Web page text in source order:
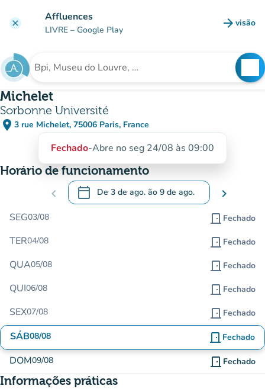
clear Affluences
LIVRE – Google Play arrow_forward visão
(novo
Procura uma instituição
Michelet
Sorbonne Université
place 3 rue Michelet, 75006 Paris, France
(abrir no Google Maps)
(novo separador)
Fechado-Abre no seg 24/08 às 09:00
Horário de funcionamento
chevron_left calendar_today De 3 de ago. ão 9 de ago.
.Abra o calendário para alterar as datas
chevron_right
SEG03/08 door_front Fechado
TER04/08 door_front Fechado
QUA05/08 door_front Fechado
QUI06/08 door_front Fechado
SEX07/08 door_front Fechado
SÁB08/08 door_front Fechado
DOM09/08 door_front Fechado
Informações práticas